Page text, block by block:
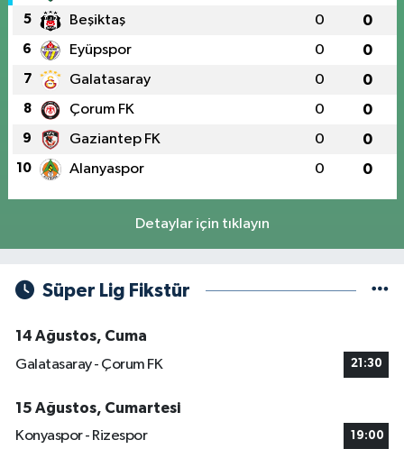
5 Beşiktaş 0 0
6 Eyüpspor 0 0
7 Galatasaray 0 0
8 Çorum FK 0 0
9 Gaziantep FK 0 0
10 Alanyaspor 0 0
Detaylar için tıklayın
Süper Lig Fikstür
14 Ağustos, Cuma
Galatasaray - Çorum FK
21:30
15 Ağustos, Cumartesi
Konyaspor - Rizespor
19:00